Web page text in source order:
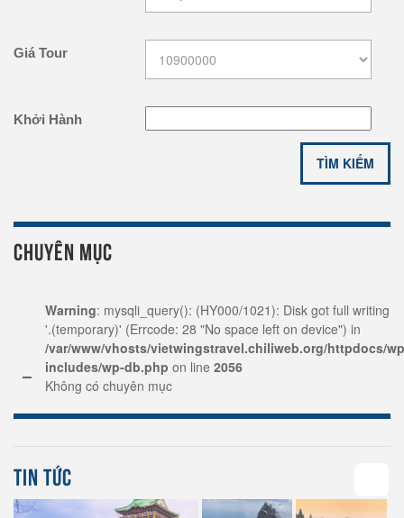
Giá Tour
Khởi Hành
CHUYÊN MỤC
Warning: mysqli_query(): (HY000/1021): Disk got full writing
'.(temporary)' (Errcode: 28 "No space left on device") in
/var/www/vhosts/vietwingstravel.chiliweb.org/httpdocs/
includes/wp-db.php on line 2056
Không có chuyên mục
TIN TỨC